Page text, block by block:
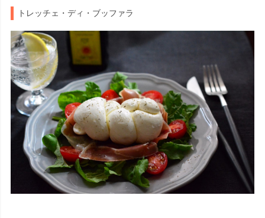
トレッチェ・ディ・ブッファラ